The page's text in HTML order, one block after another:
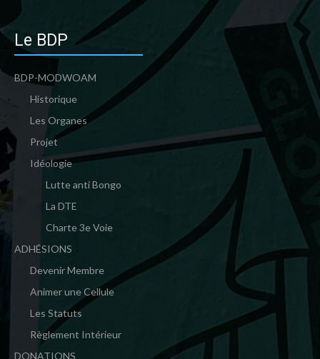
Le BDP
BDP-MODWOAM
Historique
Les Organes
Projet
Idéologie
Lutte anti Bongo
La DTE
Charte 3e Voie
ADHÉSIONS
Devenir Membre
Animer une Cellule
Les Statuts
Règlement Intérieur
DONATIONS